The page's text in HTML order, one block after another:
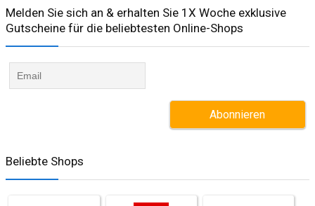
Melden Sie sich an & erhalten Sie 1X Woche exklusive
Gutscheine für die beliebtesten Online-Shops​
Beliebte Shops